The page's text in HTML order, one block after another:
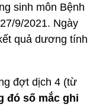
sinh môn Bệnh
9/2021. Ngày
quả dương tính
đợt dịch 4 (từ
đó số mắc ghi